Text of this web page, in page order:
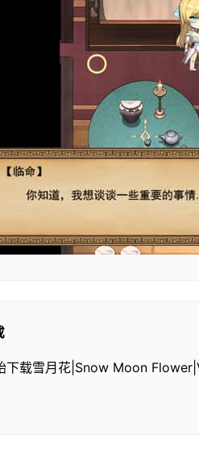
下载雪月花|Snow Moon